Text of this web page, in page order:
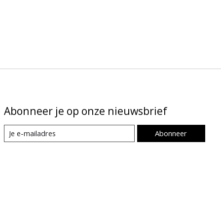
Abonneer je op onze nieuwsbrief
Abonneer